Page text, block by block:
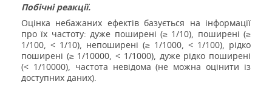
Побічні реакції.
Оцінка небажаних ефектів базується на інформації
про їх частоту: дуже поширені (≥ 1/10), поширені (≥
1/100, < 1/10), непоширені (≥ 1/1000, < 1/100), рідко
поширені (≥ 1/10000, < 1/1000), дуже рідко поширені
(< 1/10000), частота невідома (не можна оцінити із
доступних даних).